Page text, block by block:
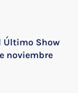
Último Show
noviembre